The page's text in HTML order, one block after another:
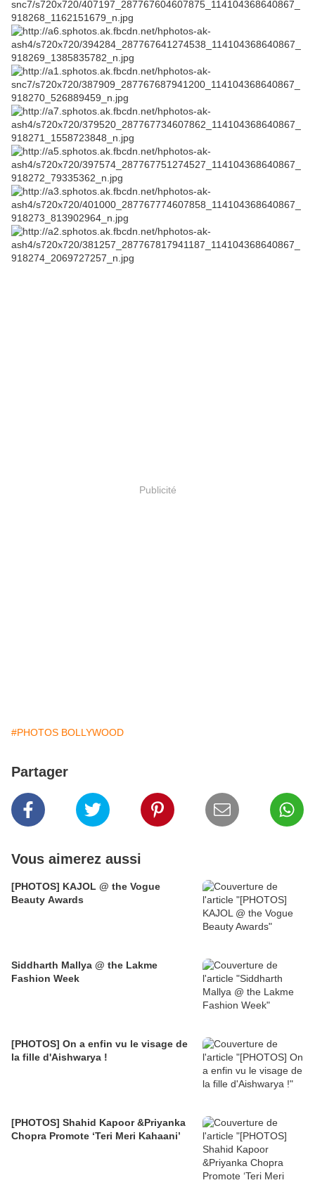
Publicité
#PHOTOS BOLLYWOOD
Partager
Vous aimerez aussi
[PHOTOS] KAJOL @ the Vogue
Beauty Awards
Siddharth Mallya @ the Lakme
Fashion Week
[PHOTOS] On a enfin vu le visage de
la fille d'Aishwarya !
[PHOTOS] Shahid Kapoor &Priyanka
Chopra Promote ‘Teri Meri Kahaani’